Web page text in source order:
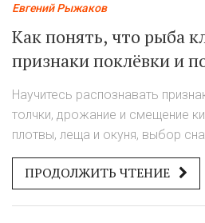
Евгений Рыжаков
Как понять, что рыба
признаки поклёвки и
Научитесь распознавать
толчки, дрожание и смещение
плотвы, леща и окуня, выбор
рыболовов.
ПРОДОЛЖИТЬ ЧТЕНИЕ